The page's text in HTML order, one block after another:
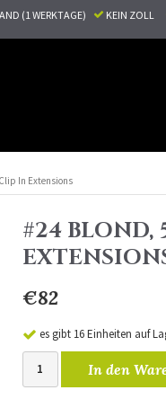
(1 WERKTAGE) KEIN ZOLL
In Extensions
#24 BLOND,
€82
es gibt 16 Einheiten auf
In den